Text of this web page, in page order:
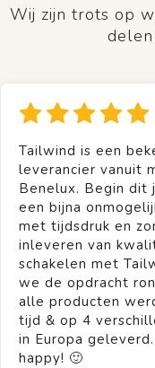
Wij zijn trots op
Tailwind is een
leverancier vanuit
Benelux. Begin dit
een bijna
met tijdsdruk en
inleveren van
schakelen met
we de opdracht
alle producten
tijd & op 4
in Europa
happy! 🙂